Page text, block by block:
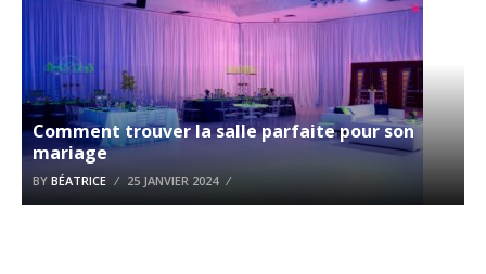
Comment trouver la salle parfaite pour son
mariage
BY BÉATRICE 25 JANVIER 2024